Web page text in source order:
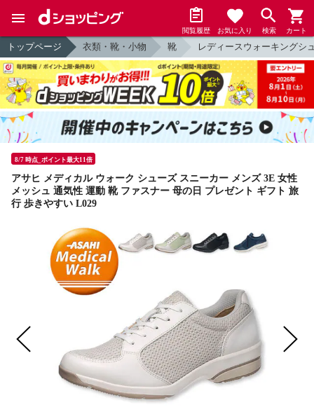
閲覧履歴 お気に入り 検索 カート
トップページ 衣類・靴・小物 靴 レディースウォーキングシ
8/7 時点_ポイント最大11倍
アサヒ メディカル ウォーク シューズ スニーカー メンズ 3E 女性
メッシュ 通気性 運動 靴 ファスナー 母の日 プレゼント ギフト 旅
行 歩きやすい L029